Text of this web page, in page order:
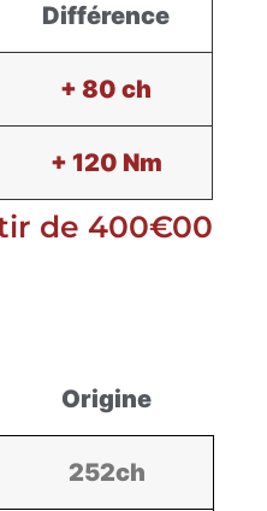
Différence
+ 80 ch
+ 120 Nm
de 400€00
Origine
252ch